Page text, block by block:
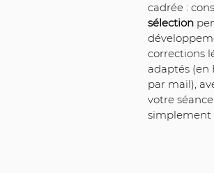
cadrée :
sélection
corrections
adaptés (en
par mail),
votre
simplement